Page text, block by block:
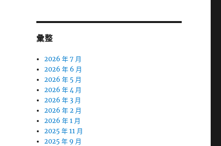
彙整
2026 年 7 月
2026 年 6 月
2026 年 5 月
2026 年 4 月
2026 年 3 月
2026 年 2 月
2026 年 1 月
2025 年 11 月
2025 年 9 月